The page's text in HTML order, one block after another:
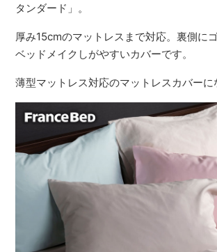
タンダード」。
厚み15cmのマットレスまで対応。裏側に
ベッドメイクしがやすいカバーです。
薄型マットレス対応のマットレスカバーに